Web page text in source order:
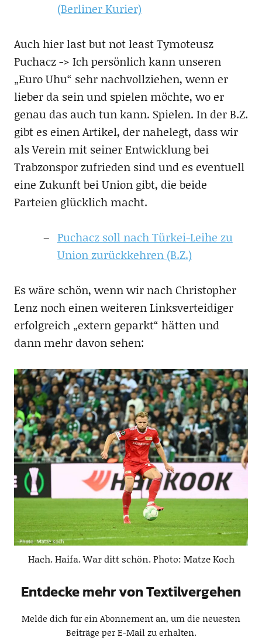
(Berliner Kurier)
Auch hier last but not least Tymoteusz
Puchacz -> Ich persönlich kann unseren
„Euro Uhu“ sehr nachvollziehen, wenn er
lieber da sein und spielen möchte, wo er
genau das auch tun kann. Spielen. In der B.Z.
gibt es einen Artikel, der nahelegt, dass wir
als Verein mit seiner Entwicklung bei
Trabzonspor zufrieden sind und es eventuell
eine Zukunft bei Union gibt, die beide
Parteien glücklich macht.
Puchacz soll nach Türkei-Leihe zu
Union zurückkehren (B.Z.)
Es wäre schön, wenn wir nach Christopher
Lenz noch einen weiteren Linksverteidiger
erfolgreich „extern geparkt“ hätten und
dann mehr davon sehen:
Hach. Haifa. War ditt schön. Photo: Matze Koch
Entdecke mehr von Textilvergehen
Melde dich für ein Abonnement an, um die neuesten
Beiträge per E-Mail zu erhalten.